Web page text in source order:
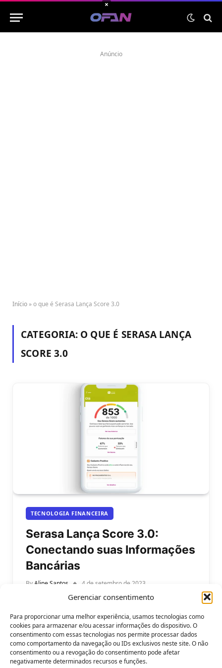
Gerenciar consentimento
Para proporcionar uma melhor experiência, usamos tecnologias como
cookies para armazenar e/ou acessar informações do dispositivo. O
consentimento com essas tecnologias nos permite processar dados
como comportamento da navegação ou IDs exclusivos neste site. O não
consentimento ou a revogação do consentimento pode afetar
negativamente determinados recursos e funções.
Anúncio
Início »o que é Serasa Lança Score 3.0
CATEGORIA: O QUE É SERASA LANÇA
SCORE 3.0
TECNOLOGIA FINANCEIRA
Serasa Lança Score 3.0:
Conectando suas Informações
Bancárias
By Aline Santos 4 de setembro de 2023
Serasa Lança Score 3.0: Conectando suas
Informações Bancárias. O mercado de crédito no
Brasil está passando por uma revolução que…
×